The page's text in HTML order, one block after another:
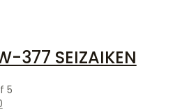
377 SEIZAIKEN
5